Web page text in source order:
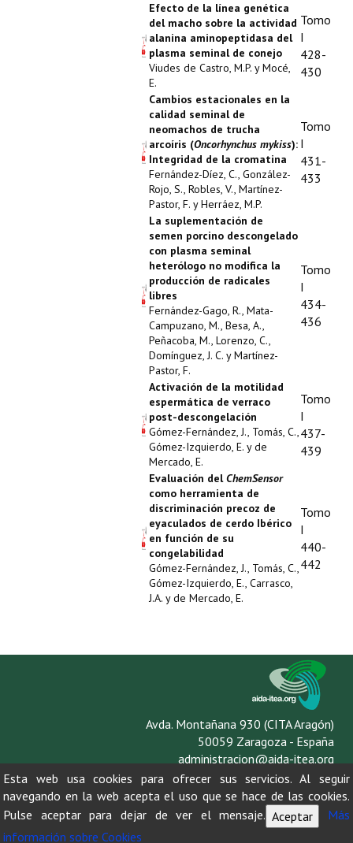
Efecto de la línea genética
del macho sobre la actividad
alanina aminopeptidasa del
plasma seminal de conejo
Viudes de Castro, M.P. y Mocé,
E.
Tomo
I
428-
430
Cambios estacionales en la
calidad seminal de
neomachos de trucha
arcoíris (Oncorhynchus mykiss):
Integridad de la cromatina
Fernández-Díez, C., González-
Rojo, S., Robles, V., Martínez-
Pastor, F. y Herráez, M.P.
Tomo
I
431-
433
La suplementación de
semen porcino descongelado
con plasma seminal
heterólogo no modifica la
producción de radicales
libres
Fernández-Gago, R., Mata-
Campuzano, M., Besa, A.,
Peñacoba, M., Lorenzo, C.,
Domínguez, J. C. y Martínez-
Pastor, F.
Tomo
I
434-
436
Activación de la motilidad
espermática de verraco
post-descongelación
Gómez-Fernández, J., Tomás, C.,
Gómez-Izquierdo, E. y de
Mercado, E.
Tomo
I
437-
439
Evaluación delChemSensor
como herramienta de
discriminación precoz de
eyaculados de cerdo Ibérico
en función de su
congelabilidad
Gómez-Fernández, J., Tomás, C.,
Gómez-Izquierdo, E., Carrasco,
J.A. y de Mercado, E.
Tomo
I
440-
442
Avda. Montañana 930 (CITA Aragón)
50059 Zaragoza - España
administracion@aida-itea.org
976 716 305
Esta web usa cookies para ofrecer sus servicios. Al seguir
navegando en la web acepta el uso que se hace de las cookies.
Pulse aceptar para dejar de ver el mensaje. Aceptar
Más
información sobre Cookies